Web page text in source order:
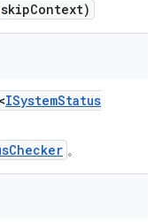
skipContext)
ISystemStatus
。